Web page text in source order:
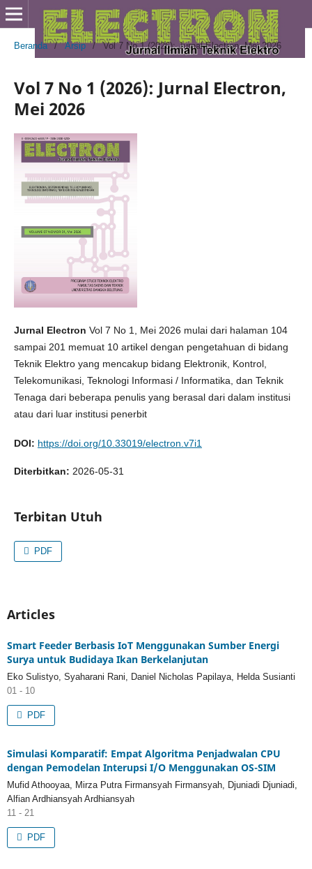
Beranda / Arsip / Vol 7 No 1 (2026): Jurnal Electron, Mei 2026
Vol 7 No 1 (2026): Jurnal Electron,
Mei 2026
Jurnal Electron Vol 7 No 1, Mei 2026 mulai dari halaman 104
sampai 201 memuat 10 artikel dengan pengetahuan di bidang
Teknik Elektro yang mencakup bidang Elektronik, Kontrol,
Telekomunikasi, Teknologi Informasi / Informatika, dan Teknik
Tenaga dari beberapa penulis yang berasal dari dalam institusi
atau dari luar institusi penerbit
DOI: https://doi.org/10.33019/electron.v7i1
Diterbitkan: 2026-05-31
Terbitan Utuh
PDF
Articles
Smart Feeder Berbasis IoT Menggunakan Sumber Energi
Surya untuk Budidaya Ikan Berkelanjutan
Eko Sulistyo, Syaharani Rani, Daniel Nicholas Papilaya, Helda Susianti
01 - 10
PDF
Simulasi Komparatif: Empat Algoritma Penjadwalan CPU
dengan Pemodelan Interupsi I/O Menggunakan OS-SIM
Mufid Athooyaa, Mirza Putra Firmansyah Firmansyah, Djuniadi Djuniadi,
Alfian Ardhiansyah Ardhiansyah
11 - 21
PDF